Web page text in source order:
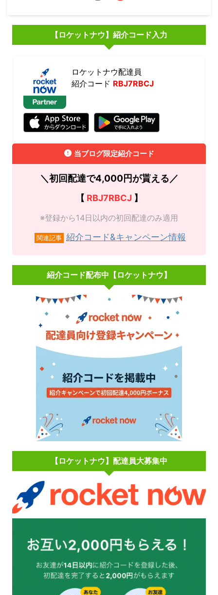
【ロケットナウ】紹介コード入力
ロケットナウ配達員
紹介コード RBJ7RBCJ
当ブログ限定紹介コード
＼初回配達で4,000円が貰える／
【 RBJ7RBCJ 】
※登録から14日以内の初回配達のみ適用
関連記事 紹介コード&キャンペーン情報
紹介コード配布中【ロケットナウ】
【ロケットナウ】配達員大募集中